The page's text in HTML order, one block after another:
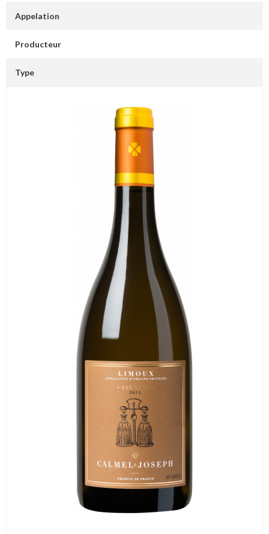
Appelation
Producteur
Type